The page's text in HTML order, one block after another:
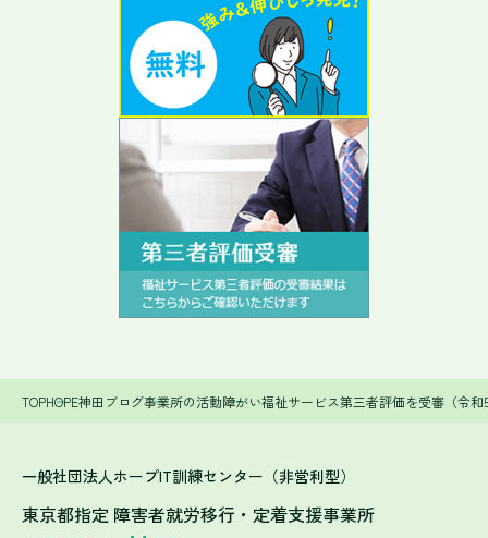
TOPHOPE神田ブログ事業所の活動障がい福祉サービス第三者評価を受審（令和
一般社団法人ホープIT訓練センター（非営利型）
東京都指定 障害者就労移行・定着支援事業所